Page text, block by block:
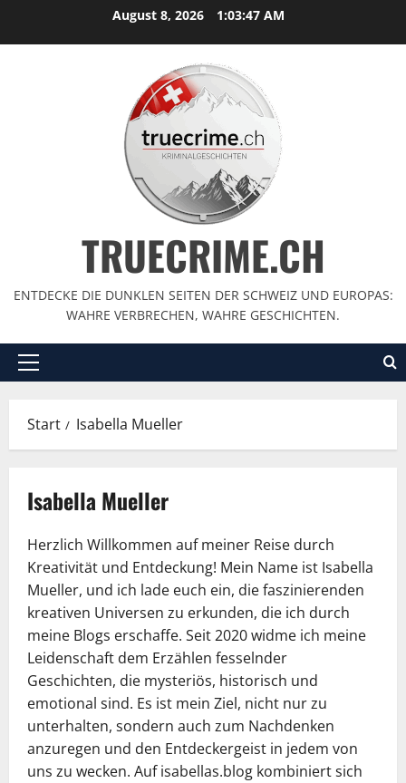
August 8, 2026 1:03:48 AM
TRUECRIME.CH
ENTDECKE DIE DUNKLEN SEITEN DER SCHWEIZ UND EUROPAS:
WAHRE VERBRECHEN, WAHRE GESCHICHTEN.
Start Isabella Mueller
Isabella Mueller
Herzlich Willkommen auf meiner Reise durch
Kreativität und Entdeckung! Mein Name ist Isabella
Mueller, und ich lade euch ein, die faszinierenden
kreativen Universen zu erkunden, die ich durch
meine Blogs erschaffe. Seit 2020 widme ich meine
Leidenschaft dem Erzählen fesselnder
Geschichten, die mysteriös, historisch und
emotional sind. Es ist mein Ziel, nicht nur zu
unterhalten, sondern auch zum Nachdenken
anzuregen und den Entdeckergeist in jedem von
uns zu wecken. Auf isabellas.blog kombiniert sich